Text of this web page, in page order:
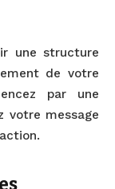
une structure
de votre
par une
votre message